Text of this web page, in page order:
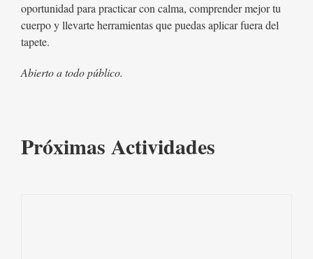
oportunidad para practicar con calma, comprender mejor tu
cuerpo y llevarte herramientas que puedas aplicar fuera del
tapete.
Abierto a todo público.
Próximas Actividades